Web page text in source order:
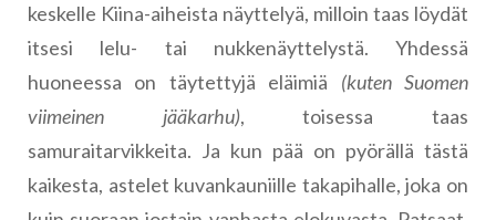
keskelle Kiina-aiheista näyttelyä, milloin taas löydät
itsesi lelu- tai nukkenäyttelystä. Yhdessä
huoneessa on täytettyjä eläimiä (kuten Suomen
viimeinen jääkarhu), toisessa taas
samuraitarvikkeita. Ja kun pää on pyörällä tästä
kaikesta, astelet kuvankauniille takapihalle, joka on